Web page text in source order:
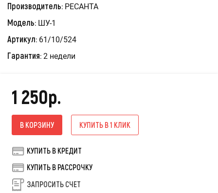
Производитель: РЕСАНТА
Модель: ШУ-1
Артикул: 61/10/524
Гарантия: 2 недели
1 250р.
В КОРЗИНУ КУПИТЬ В 1 КЛИК
КУПИТЬ В КРЕДИТ
КУПИТЬ В РАССРОЧКУ
ЗАПРОСИТЬ СЧЕТ